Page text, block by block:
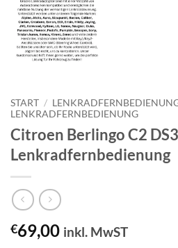
START /
LENKRADFERNBEDIENUNG
Citroen Berlingo C2
Lenkradfernbedienung
€69,00 inkl. MwST